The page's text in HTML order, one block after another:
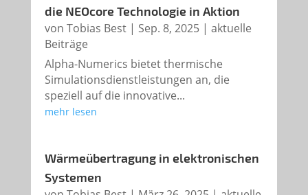
die NEOcore Technologie in Aktion
von Tobias Best| Sep. 8, 2025| aktuelle
Beiträge
Alpha-Numerics bietet thermische
Simulationsdienstleistungen an, die
speziell auf die innovative...
mehr lesen
Wärmeübertragung in elektronischen
Systemen